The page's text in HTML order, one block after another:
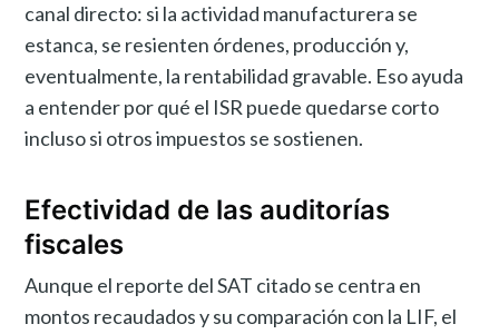
canal directo: si la actividad manufacturera se
estanca, se resienten órdenes, producción y,
eventualmente, la rentabilidad gravable. Eso ayuda
a entender por qué el ISR puede quedarse corto
incluso si otros impuestos se sostienen.
Efectividad de las auditorías
fiscales
Aunque el reporte del SAT citado se centra en
montos recaudados y su comparación con la LIF, el